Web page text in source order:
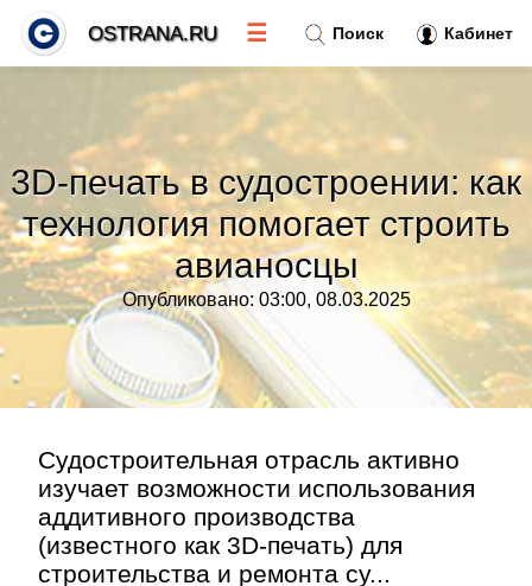
3D-печать в судостроении: как
технология помогает строить
авианосцы
Опубликовано: 03:00, 08.03.2025
Судостроительная отрасль активно
изучает возможности использования
аддитивного производства
(известного как 3D-печать) для
строительства и ремонта су...
Поиск Кабинет
OSTRANA.RU ☰
Тренды новостей»
Рубрики»
Правила
Контакт»